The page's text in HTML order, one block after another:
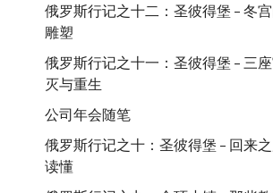
俄罗斯行记之十二：圣彼得堡 – 冬
雕塑
俄罗斯行记之十一：圣彼得堡 – 三
灭与重生
公司年会随笔
俄罗斯行记之十：圣彼得堡 – 回来
读懂